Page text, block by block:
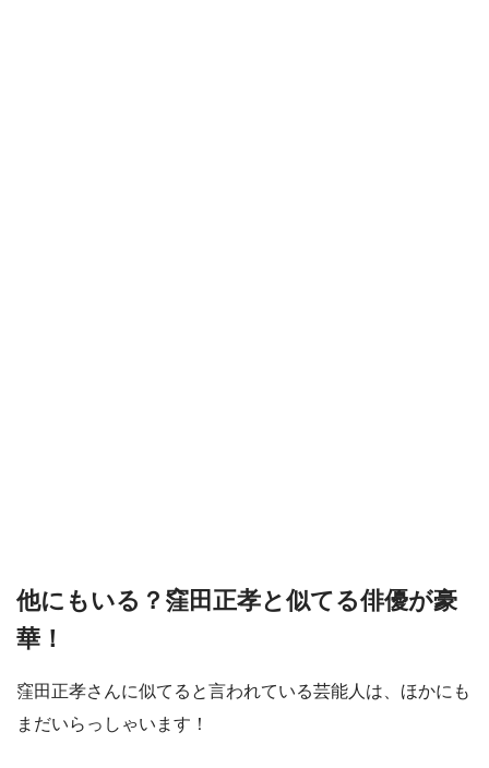
他にもいる？窪田正孝と似てる俳優が豪
華！
窪田正孝さんに似てると言われている芸能人は、ほかにも
まだいらっしゃいます！